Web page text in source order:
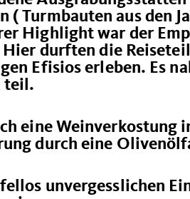
( Turmbauten aus den
Highlight war der
durften die
Efisios erleben. Es
teil.
eine Weinverkostung
durch eine
unvergesslichen